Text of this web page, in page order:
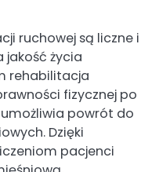
ruchowej są liczne i
jakość życia
rehabilitacja
fizycznej po
powrót do
Dzięki
pacjenci